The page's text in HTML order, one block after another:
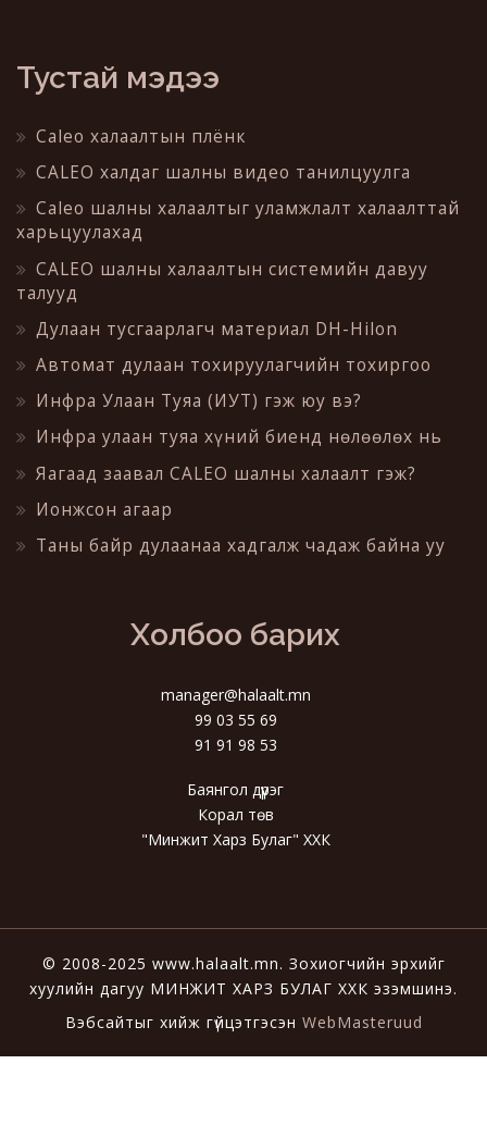
Тустай мэдээ
Caleo халаалтын плёнк
CALEO халдаг шалны видео танилцуулга
Caleo шалны халаалтыг уламжлалт халаалттай
харьцуулахад
CALEO шалны халаалтын системийн давуу
талууд
Дулаан тусгаарлагч материал DH-Hilon
Автомат дулаан тохируулагчийн тохиргоо
Инфра Улаан Туяа (ИУТ) гэж юу вэ?
Инфра улаан туяа хүний биенд нөлөөлөх нь
Яагаад заавал CALEO шалны халаалт гэж?
Ионжсон агаар
Таны байр дулаанаа хадгалж чадаж байна уу
Холбоо барих
manager@halaalt.mn
99 03 55 69
91 91 98 53
Баянгол дүүрэг
Корал төв
"Минжит Харз Булаг" ХХК
© 2008-2025 www.halaalt.mn. Зохиогчийн эрхийг
хуулийн дагуу МИНЖИТ ХАРЗ БУЛАГ ХХК эзэмшинэ.
Вэбсайтыг хийж гүйцэтгэсэн WebMasteruud